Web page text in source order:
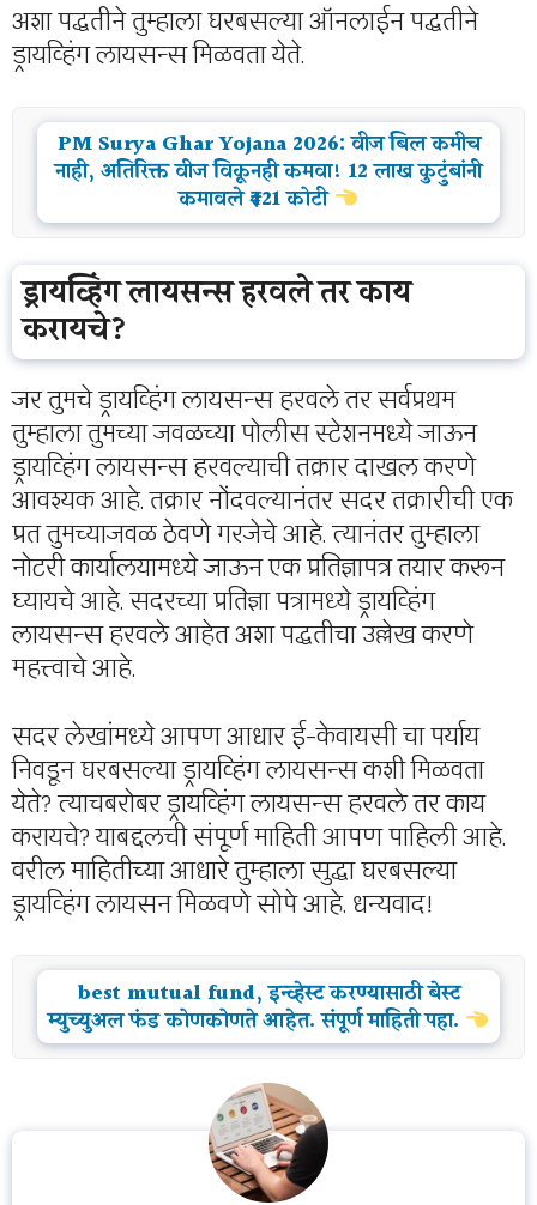
अशा पद्धतीने तुम्हाला घरबसल्या ऑनलाईन पद्धतीने
ड्रायव्हिंग लायसन्स मिळवता येते.
PM Surya Ghar Yojana 2026: वीज बिल कमीच
नाही, अतिरिक्त वीज विकूनही कमवा! 12 लाख कुटुंबांनी
कमावले ₹421 कोटी
ड्रायव्हिंग लायसन्स हरवले तर काय
करायचे?
जर तुमचे ड्रायव्हिंग लायसन्स हरवले तर सर्वप्रथम
तुम्हाला तुमच्या जवळच्या पोलीस स्टेशनमध्ये जाऊन
ड्रायव्हिंग लायसन्स हरवल्याची तक्रार दाखल करणे
आवश्यक आहे. तक्रार नोंदवल्यानंतर सदर तक्रारीची एक
प्रत तुमच्याजवळ ठेवणे गरजेचे आहे. त्यानंतर तुम्हाला
नोटरी कार्यालयामध्ये जाऊन एक प्रतिज्ञापत्र तयार करून
घ्यायचे आहे. सदरच्या प्रतिज्ञा पत्रामध्ये ड्रायव्हिंग
लायसन्स हरवले आहेत अशा पद्धतीचा उल्लेख करणे
महत्त्वाचे आहे.
सदर लेखांमध्ये आपण आधार ई-केवायसी चा पर्याय
निवडून घरबसल्या ड्रायव्हिंग लायसन्स कशी मिळवता
येते? त्याचबरोबर ड्रायव्हिंग लायसन्स हरवले तर काय
करायचे? याबद्दलची संपूर्ण माहिती आपण पाहिली आहे.
वरील माहितीच्या आधारे तुम्हाला सुद्धा घरबसल्या
ड्रायव्हिंग लायसन मिळवणे सोपे आहे. धन्यवाद!
best mutual fund, इन्व्हेस्ट करण्यासाठी बेस्ट
म्युच्युअल फंड कोणकोणते आहेत. संपूर्ण माहिती पहा.